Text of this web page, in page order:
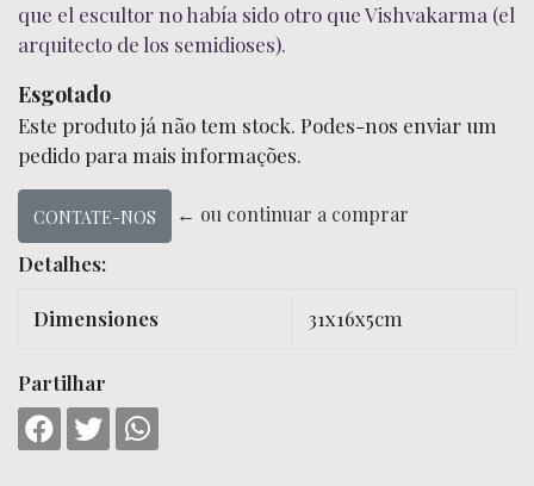
que el escultor no había sido otro que Vishvakarma (el
arquitecto de los semidioses).
Esgotado
Este produto já não tem stock. Podes-nos enviar um
pedido para mais informações.
CONTATE-NOS ← ou continuar a comprar
Detalhes:
Dimensiones 31x16x5cm
Partilhar